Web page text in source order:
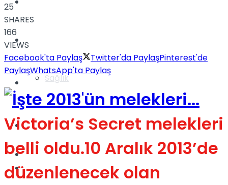
Sağlık
TV
Türkiye
Müzik
Sinema
Tatil
25
SHARES
166
VIEWS
Facebook'ta Paylaş
Twitter'da PaylaşPinterest'de
PaylaşWhatsApp'ta Paylaş
Victoria’s Secret melekleri
belli oldu.10 Aralık 2013’de
düzenlenecek olan